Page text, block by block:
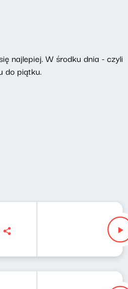
najlepiej. W środku dnia - czyli
do piątku.